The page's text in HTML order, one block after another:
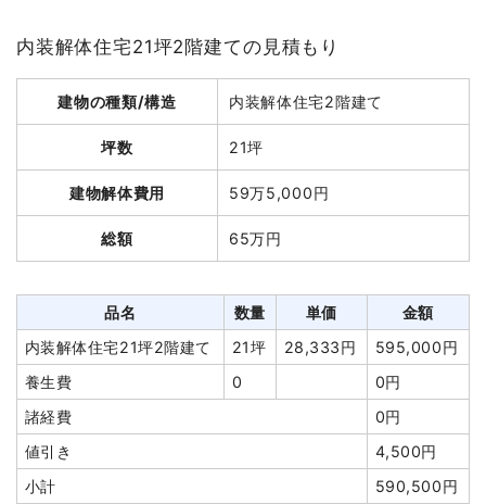
物置撤去
7m² 3,000円
土間コンクリート撤去
1式
72,000円
駐車場撤去
18m² 0円
0円
小計
1,490,000
1,609,200
円
建物解体費用 228万円
総額 503万8,000円
品名
鉄骨造倉庫57坪2階建
57坪
40,000
円
2,280,000
アスベスト撤去
42m²
35,000
円
1,470,000円
土間コンクリート撤去 198m² 2,000円
396,000円
諸経費
98,000円
値引き
9,000円
小計
4,580,000
円
内装解体住宅21坪2階建ての見積もり
建物の種類/構造 内装解体住宅2階建て
坪数 21坪
建物解体費用 59万5,000円
総額 65万円
品名 数量 単価
金額
内装解体住宅21坪2階建て
21坪 28,333円
595,000円
養生費
0
0円
諸経費
0円
値引き
4,500円
小計
590,500円